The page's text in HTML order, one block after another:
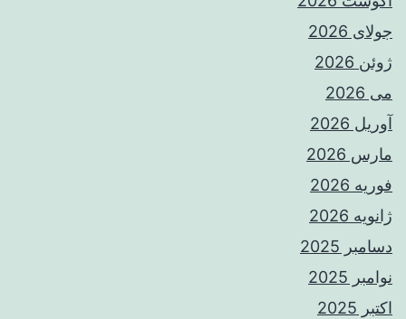
جولای 2026
ژوئن 2026
می 2026
آوریل 2026
مارس 2026
فوریه 2026
ژانویه 2026
دسامبر 2025
نوامبر 2025
اکتبر 2025